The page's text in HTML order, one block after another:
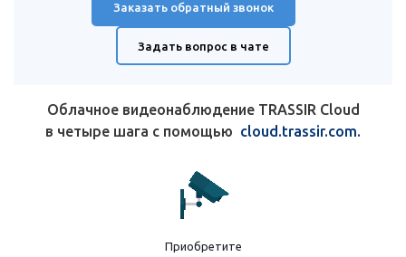
Заказать обратный звонок
Задать вопрос в чате
Облачное видеонаблюдение TRASSIR Cloud
в четыре шага с помощью cloud.trassir.com.
Приобретите